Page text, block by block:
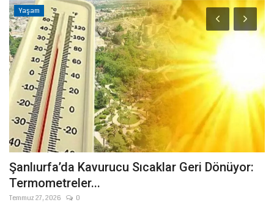
Yaşam
Şanlıurfa’da Kavurucu Sıcaklar Geri Dönüyor:
Termometreler...
Temmuz 27, 2026 0